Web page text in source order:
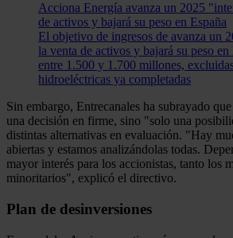
Acciona Energía avanza un 2025
de activos y bajará su peso en España
El objetivo de ingresos de avanza un
la venta de activos y bajará su peso en
entre 1.500 y 1.700 millones,
hidroeléctricas ya completadas
Sin embargo, Entrecanales ha subrayado
una decisión en firme, sino "solo una
distintas alternativas en evaluación. "Hay
abiertas y estamos analizándolas todas.
mayor interés para los accionistas, tanto los
minoritarios", explicó el directivo.
Plan de desinversiones